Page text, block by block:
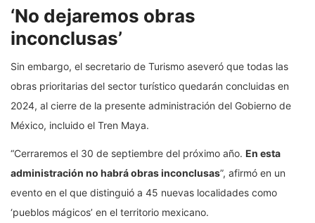
‘No dejaremos obras
inconclusas’
Sin embargo, el secretario de Turismo aseveró que todas las
obras prioritarias del sector turístico quedarán concluidas en
2024, al cierre de la presente administración del Gobierno de
México, incluido el Tren Maya.
“Cerraremos el 30 de septiembre del próximo año. En esta
administración no habrá obras inconclusas”, afirmó en un
evento en el que distinguió a 45 nuevas localidades como
‘pueblos mágicos’ en el territorio mexicano.